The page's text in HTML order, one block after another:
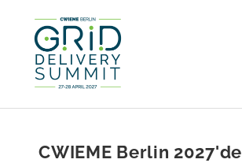
CWIEME Berlin 2027'de